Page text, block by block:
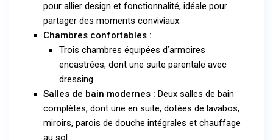
pour allier design et fonctionnalité, idéale pour
partager des moments conviviaux.
Chambres confortables :
Trois chambres équipées d’armoires
encastrées, dont une suite parentale avec
dressing.
Salles de bain modernes : Deux salles de bain
complètes, dont une en suite, dotées de lavabos,
miroirs, parois de douche intégrales et chauffage
au sol.